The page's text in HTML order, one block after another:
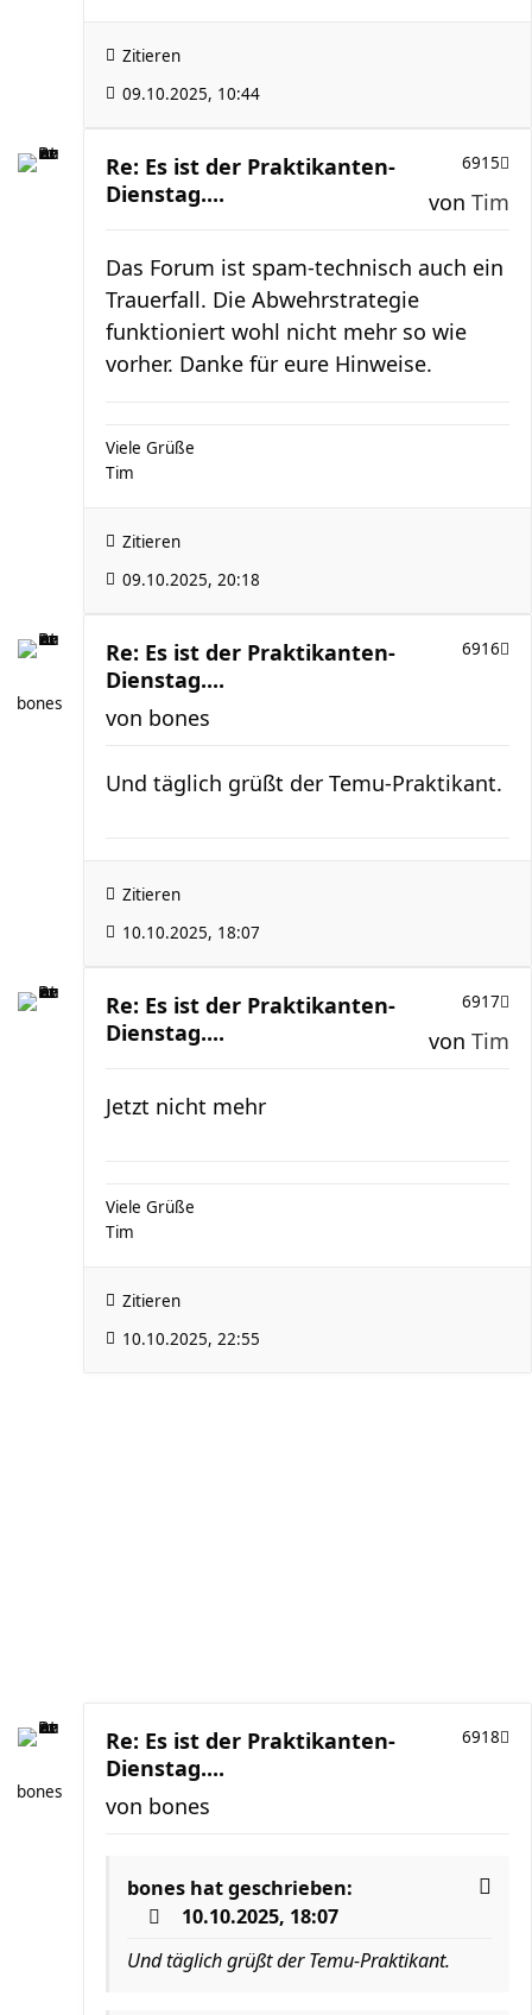
Zitieren
09.10.2025, 10:44
Re: Es ist der Praktikanten-
Dienstag....
6915
von Tim
Das Forum ist spam-technisch auch ein
Trauerfall. Die Abwehrstrategie
funktioniert wohl nicht mehr so wie
vorher. Danke für eure Hinweise.
Viele Grüße
Tim
Zitieren
09.10.2025, 20:18
bones
Re: Es ist der Praktikanten-
Dienstag....
6916
von bones
Und täglich grüßt der Temu-Praktikant.
Zitieren
10.10.2025, 18:07
Re: Es ist der Praktikanten-
Dienstag....
6917
von Tim
Jetzt nicht mehr
Viele Grüße
Tim
Zitieren
10.10.2025, 22:55
bones
Re: Es ist der Praktikanten-
Dienstag....
6918
von bones
bones hat geschrieben:
10.10.2025, 18:07
Und täglich grüßt der Temu-Praktikant.